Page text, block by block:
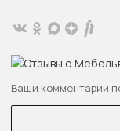
Ваши комментарии